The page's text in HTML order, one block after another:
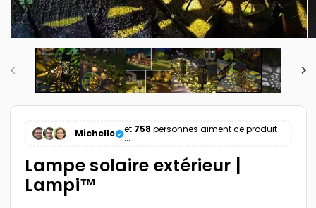
Michelle et 758 personnes aiment ce produit
...
Lampe solaire extérieur |
Lampi™